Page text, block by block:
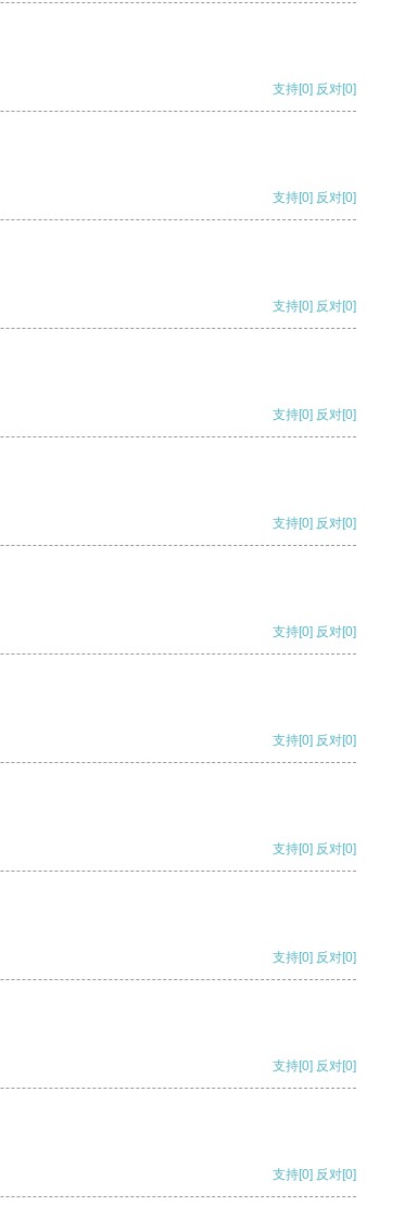
支持[0] 反对[0]
支持[0] 反对[0]
支持[0] 反对[0]
支持[0] 反对[0]
支持[0] 反对[0]
支持[0] 反对[0]
支持[0] 反对[0]
支持[0] 反对[0]
支持[0] 反对[0]
支持[0] 反对[0]
支持[0] 反对[0]